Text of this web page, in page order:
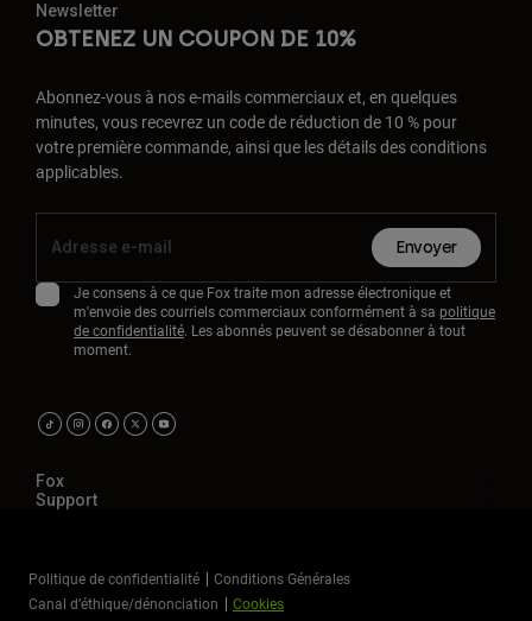
Newsletter
OBTENEZ UN COUPON DE 10%
Abonnez-vous à nos e-mails commerciaux et, en quelques
minutes, vous recevrez un code de réduction de 10 % pour
votre première commande, ainsi que les détails des conditions
applicables.
Envoyer
Je consens à ce que Fox traite mon adresse électronique et
m'envoie des courriels commerciaux conformément à sa politique
de confidentialité. Les abonnés peuvent se désabonner à tout
moment.
Fox
Support
Politique de confidentialité
Conditions Générales
Canal d’éthique/dénonciation
Cookies